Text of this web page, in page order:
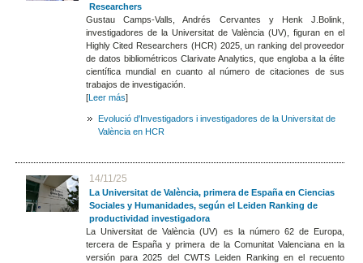
Researchers
Gustau Camps-Valls, Andrés Cervantes y Henk J.Bolink,
investigadores de la Universitat de València (UV), figuran en el
Highly Cited Researchers (HCR) 2025, un ranking del proveedor
de datos bibliométricos Clarivate Analytics, que engloba a la élite
científica mundial en cuanto al número de citaciones de sus
trabajos de investigación.
[Leer más]
Evolució d'Investigadors i investigadores de la Universitat de
València en HCR
14/11/25
La Universitat de València, primera de España en Ciencias
Sociales y Humanidades, según el Leiden Ranking de
productividad investigadora
La Universitat de València (UV) es la número 62 de Europa,
tercera de España y primera de la Comunitat Valenciana en la
versión para 2025 del CWTS Leiden Ranking en el recuento